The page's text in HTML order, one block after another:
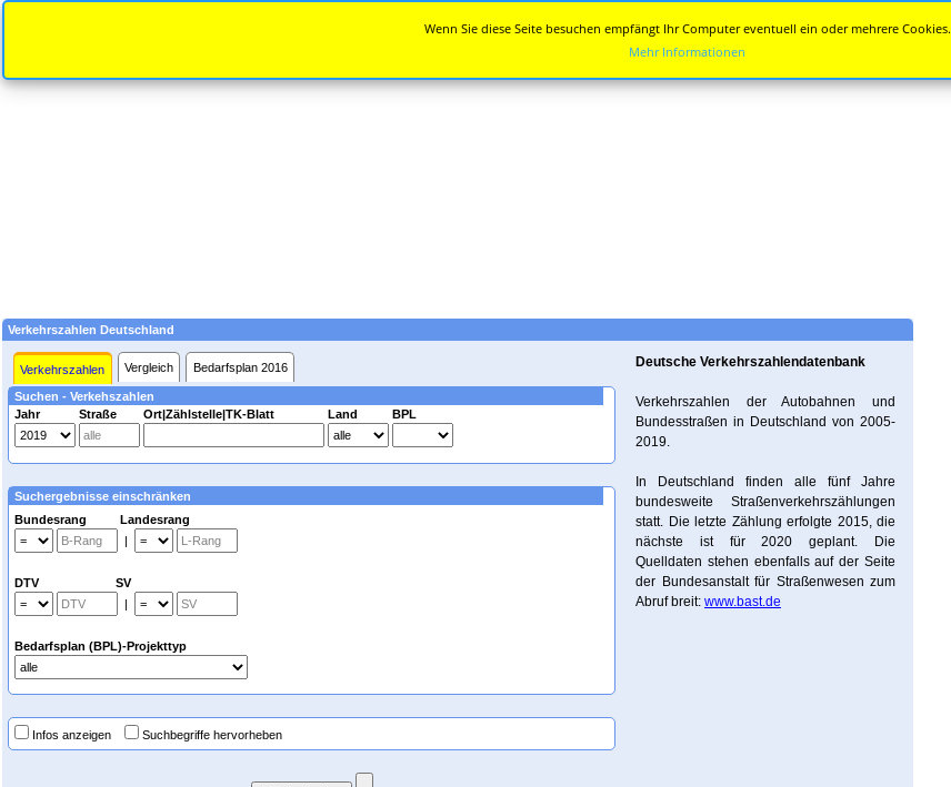
Verkehrszahlen Deutschland
Verkehrszahlen Vergleich Bedarfsplan 2016
Suchen - Verkehszahlen
Jahr
Straße Ort|Zählstelle|TK-Blatt Land BPL
Suchergebnisse einschränken
Bundesrang Landesrang
|
DTV SV
|
Bedarfsplan (BPL)-Projekttyp
Infos anzeigen Suchbegriffe hervorheben
Deutsche Verkehrszahlendatenbank
Verkehrszahlen der Autobahnen und
Bundesstraßen in Deutschland von 2005-
2019.
In Deutschland finden alle fünf Jahre
bundesweite Straßenverkehrszählungen
statt. Die letzte Zählung erfolgte 2015, die
nächste ist für 2020 geplant. Die
Quelldaten stehen ebenfalls auf der Seite
der Bundesanstalt für Straßenwesen zum
Abruf breit: www.bast.de
Wenn Sie diese Seite besuchen empfängt Ihr Computer eventuell ein oder mehrere Cookies.
Mehr Informationen